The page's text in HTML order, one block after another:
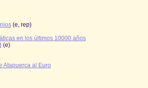
(e, rep)
en los últimos 10000 años
(e)
Atapuerca al Euro